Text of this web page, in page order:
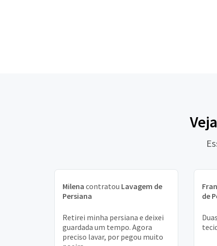
Milena contratou Lavagem de
Persiana
Retirei minha persiana e deixei
guardada um tempo. Agora
preciso lavar, por pegou muito
de